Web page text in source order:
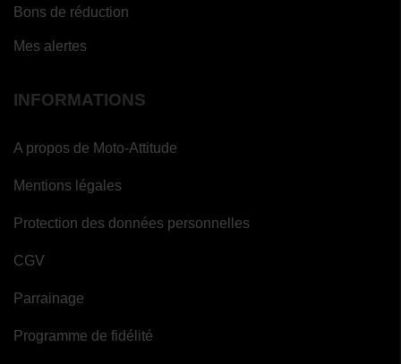
Bons de réduction
Mes alertes
INFORMATIONS
A propos de Moto-Attitude
Mentions légales
Protection des données personnelles
CGV
Parrainage
Programme de fidélité